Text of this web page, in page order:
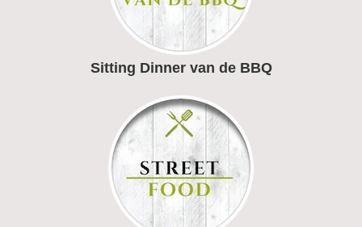
Sitting Dinner van de BBQ